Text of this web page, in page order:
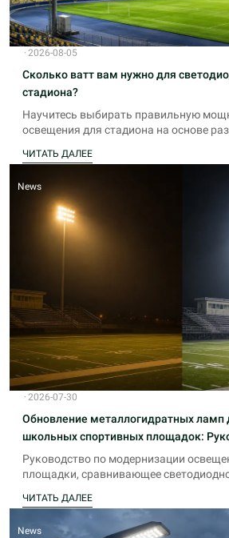
· 2026-08-05
Сколько ватт вам нужно для
стадиона?
Научитесь выбирать правильную
освещения для стадиона на основе
эксперта Infralumin.
ЧИТАТЬ ДАЛЕЕ
News
· 2026-07-30
Обновление металлогидратных ламп
школьных спортивных площадок:
стоимости и возврату инвестиций
Руководство по модернизации
площадки, сравнивающее
инвестиций в освещение стадиона,
обслуживании и стоимости обновления.
ЧИТАТЬ ДАЛЕЕ
News